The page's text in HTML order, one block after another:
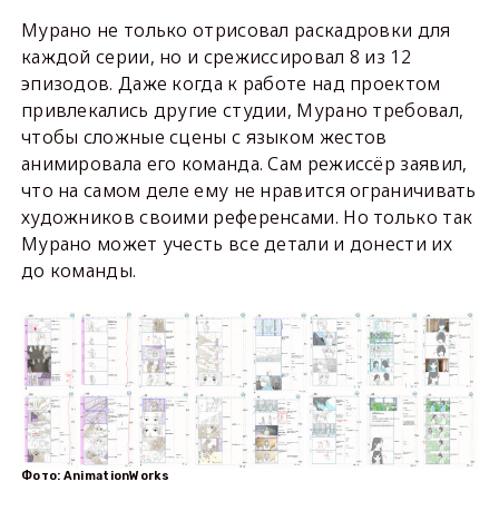
Мурано не только отрисовал раскадровки для
каждой серии, но и срежиссировал 8 из 12
эпизодов. Даже когда к работе над проектом
привлекались другие студии, Мурано требовал,
чтобы сложные сцены с языком жестов
анимировала его команда. Сам режиссёр заявил,
что на самом деле ему не нравится ограничивать
художников своими референсами. Но только так
Мурано может учесть все детали и донести их
до команды.
Фото: AnimationWorks